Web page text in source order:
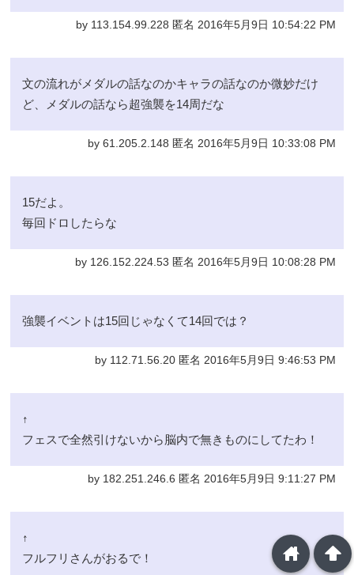
by 113.154.99.228 匿名 2016年5月9日 10:54:22 PM
文の流れがメダルの話なのかキャラの話なのか微妙だけ
ど、メダルの話なら超強襲を14周だな
by 61.205.2.148 匿名 2016年5月9日 10:33:08 PM
15だよ。
毎回ドロしたらな
by 126.152.224.53 匿名 2016年5月9日 10:08:28 PM
強襲イベントは15回じゃなくて14回では？
by 112.71.56.20 匿名 2016年5月9日 9:46:53 PM
↑
フェスで全然引けないから脳内で無きものにしてたわ！
by 182.251.246.6 匿名 2016年5月9日 9:11:27 PM
↑
フルフリさんがおるで！
arrowup
home